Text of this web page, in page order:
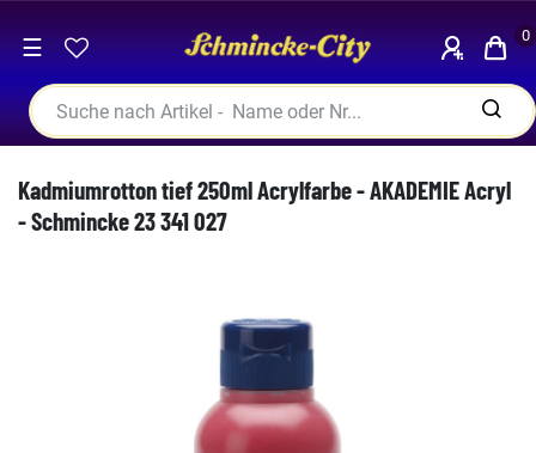
☰ 0
Kadmiumrotton tief 250ml Acrylfarbe - AKADEMIE Acryl
- Schmincke 23 341 027